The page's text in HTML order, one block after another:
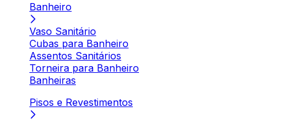
Banheiro
Vaso Sanitário
Cubas para Banheiro
Assentos Sanitários
Torneira para Banheiro
Banheiras
Pisos e Revestimentos